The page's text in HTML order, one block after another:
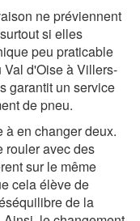
ne préviennent
si elles
peu praticable
d'Oise à Villers-
garantit un service
de pneu.
à en changer deux.
rouler avec des
sur le même
cela élève de
de la